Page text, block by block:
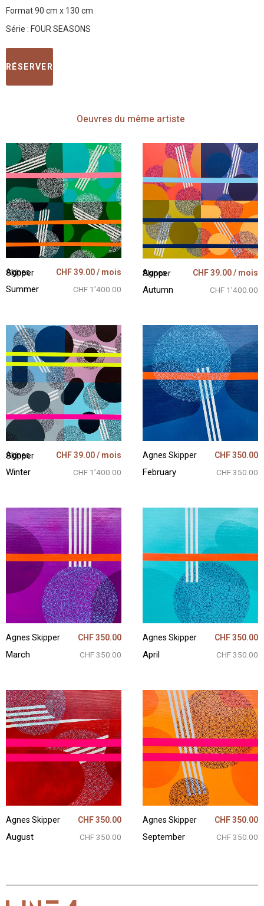
Format 90 cm x 130 cm
Série : FOUR SEASONS
RÉSERVER
Oeuvresdu même artiste
Agnes Skipper
Summer
CHF39.00/ mois
CHF 1’400.00
Agnes Skipper
Autumn
CHF39.00/ mois
CHF 1’400.00
Agnes Skipper
Winter
CHF39.00/ mois
CHF 1’400.00
Agnes Skipper
February
CHF 350.00
CHF 350.00
Agnes Skipper
March
CHF 350.00
CHF 350.00
Agnes Skipper
April
CHF 350.00
CHF 350.00
Agnes Skipper
August
CHF 350.00
CHF 350.00
Agnes Skipper
September
CHF 350.00
CHF 350.00